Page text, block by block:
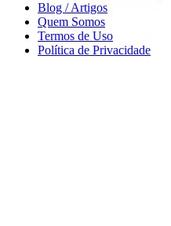
Blog / Artigos
Quem Somos
Termos de Uso
Política de Privacidade